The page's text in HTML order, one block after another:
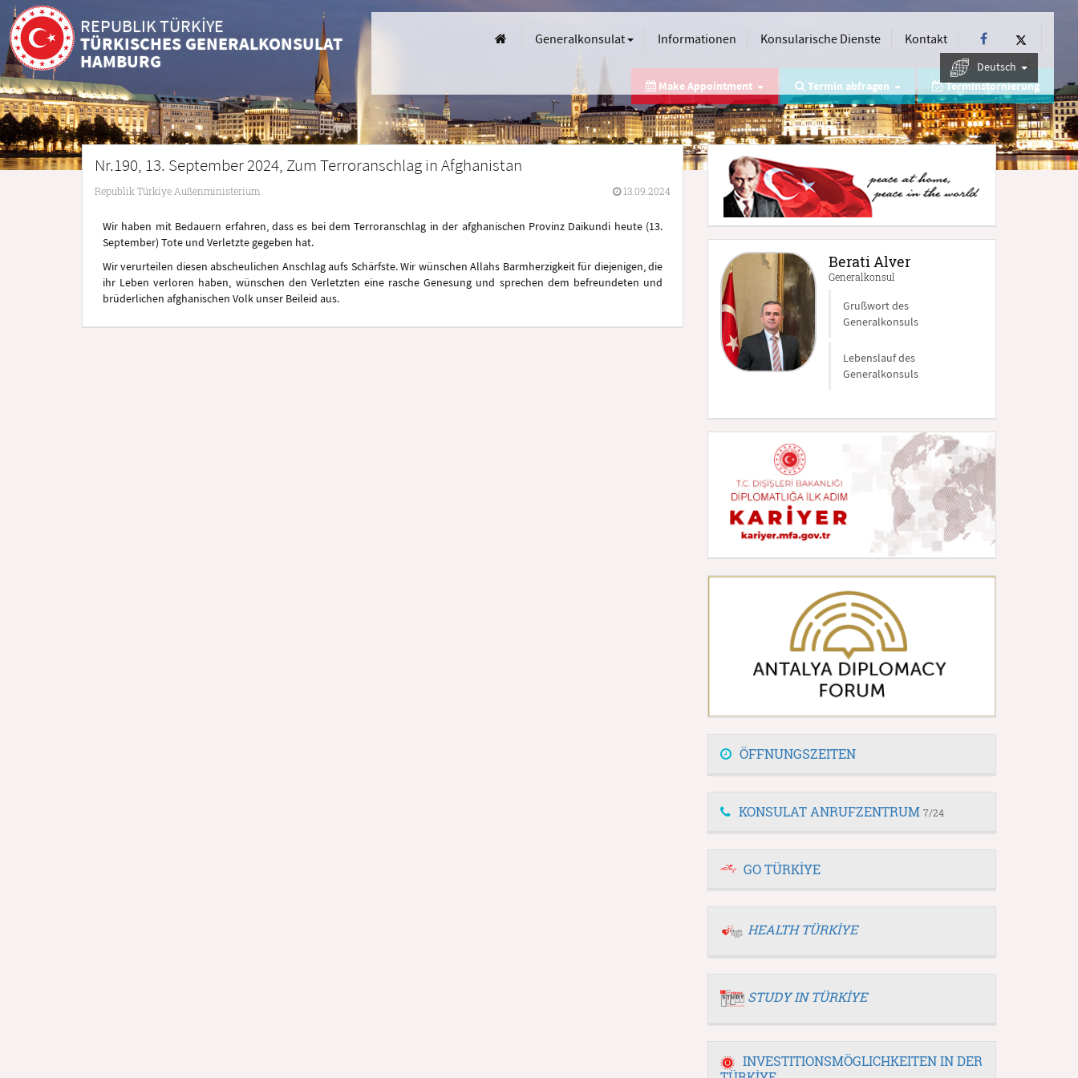
REPUBLIK TÜRKİYE
TÜRKISCHES GENERALKONSULAT
HAMBURG
Generalkonsulat Informationen Konsularische Dienste Kontakt
Deutsch
Make Appointment
Termin abfragen Terminstornierung
Nr.190, 13. September 2024, Zum Terroranschlag in Afghanistan
Republik Türkiye Außenministerium 13.09.2024
Wir haben mit Bedauern erfahren, dass es bei dem Terroranschlag in der afghanischen Provinz Daikundi heute (13.
September) Tote und Verletzte gegeben hat.
Wir verurteilen diesen abscheulichen Anschlag aufs Schärfste. Wir wünschen Allahs Barmherzigkeit für diejenigen, die
ihr Leben verloren haben, wünschen den Verletzten eine rasche Genesung und sprechen dem befreundeten und
brüderlichen afghanischen Volk unser Beileid aus.
Berati Alver
Generalkonsul
Grußwort des
Generalkonsuls
Lebenslauf des
Generalkonsuls
ÖFFNUNGSZEITEN
KONSULAT ANRUFZENTRUM 7/24
GO TÜRKİYE
HEALTH TÜRKİYE
STUDY IN TÜRKİYE
INVESTITIONSMÖGLICHKEITEN IN DER